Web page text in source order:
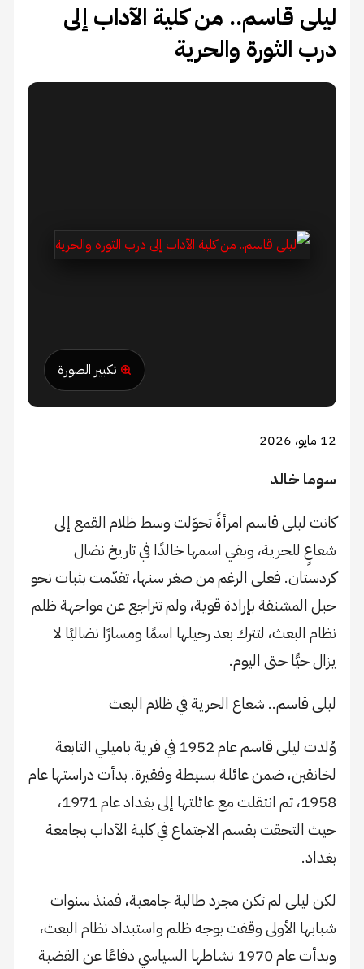
ليلى قاسم.. من كلية الآداب إلى
درب الثورة والحرية
تكبير الصورة
12 مايو، 2026
سوما خالد
كانت ليلى قاسم امرأةً تحوّلت وسط ظلام القمع إلى
شعاعٍ للحرية، وبقي اسمها خالدًا في تاريخ نضال
كردستان. فعلى الرغم من صغر سنها، تقدّمت بثبات نحو
حبل المشنقة بإرادة قوية، ولم تتراجع عن مواجهة ظلم
نظام البعث، لتترك بعد رحيلها اسمًا ومسارًا نضاليًا لا
يزال حيًّا حتى اليوم.
ليلى قاسم.. شعاع الحرية في ظلام البعث
وُلدت ليلى قاسم عام 1952 في قرية باميلي التابعة
لخانقين، ضمن عائلة بسيطة وفقيرة. بدأت دراستها عام
1958، ثم انتقلت مع عائلتها إلى بغداد عام 1971،
حيث التحقت بقسم الاجتماع في كلية الآداب بجامعة
بغداد.
لكن ليلى لم تكن مجرد طالبة جامعية، فمنذ سنوات
شبابها الأولى وقفت بوجه ظلم واستبداد نظام البعث،
وبدأت عام 1970 نشاطها السياسي دفاعًا عن القضية